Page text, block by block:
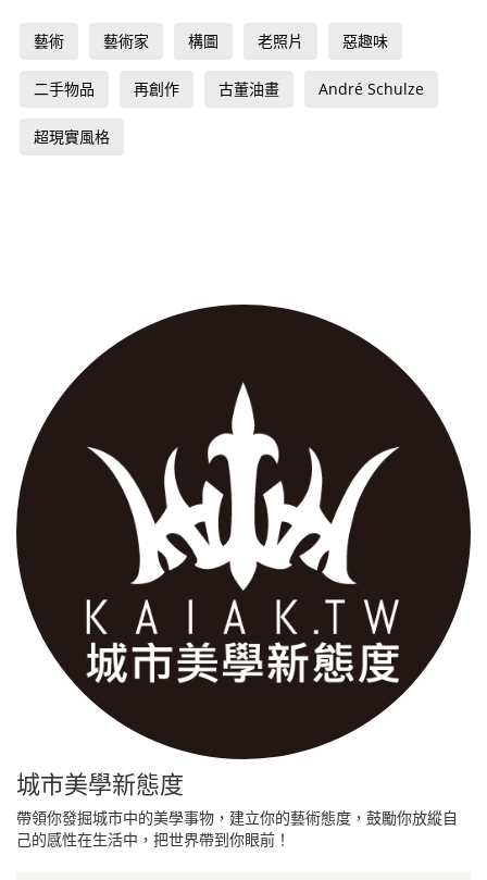
藝術 藝術家 構圖 老照片 惡趣味
二手物品 再創作 古董油畫 André Schulze
超現實風格
城市美學新態度
帶領你發掘城市中的美學事物，建立你的藝術態度，鼓勵你放縱自
己的感性在生活中，把世界帶到你眼前！